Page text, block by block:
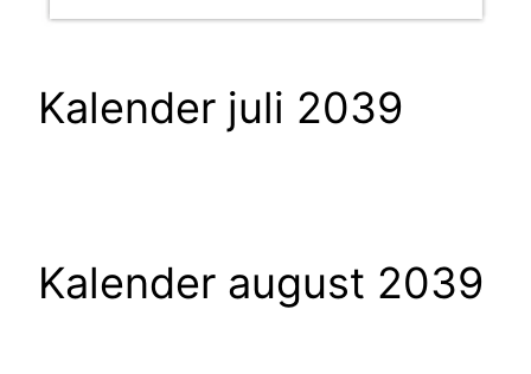
Kalender juli 2039
Kalender august 2039